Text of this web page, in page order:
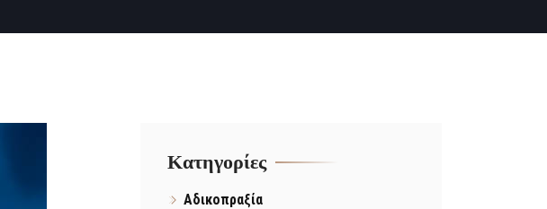
Kατηγορίες
Αδικοπραξία